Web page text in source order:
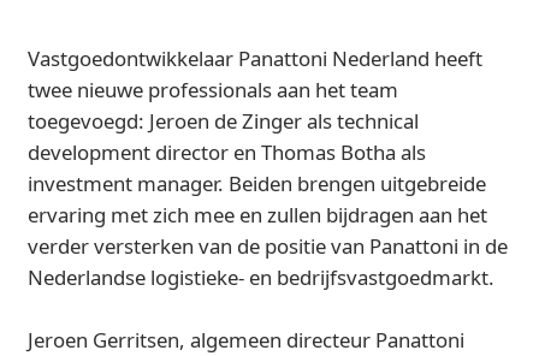
Vastgoedontwikkelaar Panattoni Nederland heeft
twee nieuwe professionals aan het team
toegevoegd: Jeroen de Zinger als technical
development director en Thomas Botha als
investment manager. Beiden brengen uitgebreide
ervaring met zich mee en zullen bijdragen aan het
verder versterken van de positie van Panattoni in de
Nederlandse logistieke- en bedrijfsvastgoedmarkt.
Jeroen Gerritsen, algemeen directeur Panattoni